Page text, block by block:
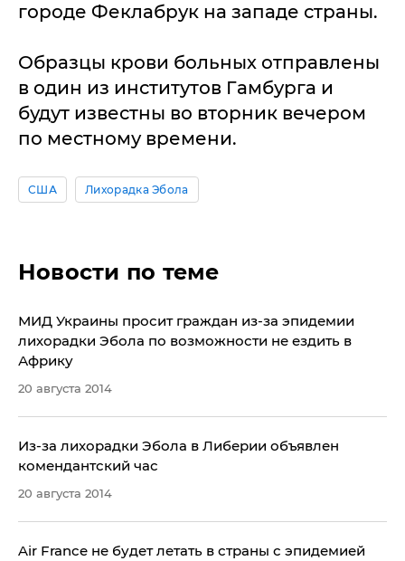
городе Феклабрук на западе страны.
Образцы крови больных отправлены
в один из институтов Гамбурга и
будут известны во вторник вечером
по местному времени.
США Лихорадка Эбола
Новости по теме
МИД Украины просит граждан из-за эпидемии
лихорадки Эбола по возможности не ездить в
Африку
20 августа 2014
Из-за лихорадки Эбола в Либерии объявлен
комендантский час
20 августа 2014
Air France не будет летать в страны с эпидемией